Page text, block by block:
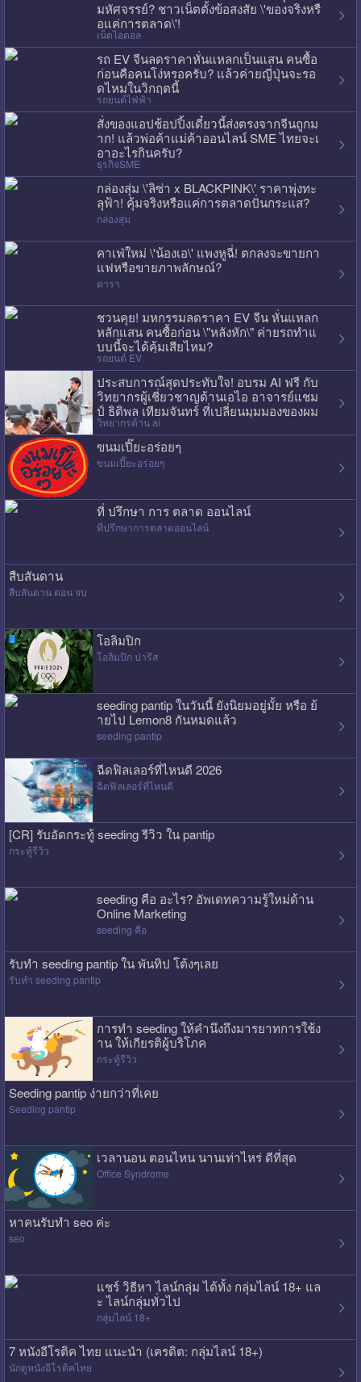
มหัศจรรย์? ชาวเน็ตตั้งข้อสงสัย \'ของจริงหรื
อแค่การตลาด\'!
เน็ตไอดอล
รถ EV จีนลดราคาหั่นแหลกเป็นแสน คนซื้อ
ก่อนคือคนโง่หรอครับ? แล้วค่ายญี่ปุ่นจะรอ
ดไหมในวิกฤตนี้
รถยนต์ไฟฟ้า
สั่งของแอปช้อปปิ้งเดี๋ยวนี้ส่งตรงจากจีนถูกม
าก! แล้วพ่อค้าแม่ค้าออนไลน์ SME ไทยจะเ
อาอะไรกินครับ?
ธุรกิจSME
กล่องสุ่ม \'ลิซ่า x BLACKPINK\' ราคาพุ่งทะ
ลุฟ้า! คุ้มจริงหรือแค่การตลาดปั่นกระแส?
กล่องสุ่ม
คาเฟ่ใหม่ \'น้องเอ\' แพงหูฉี่! ตกลงจะขายกา
แฟหรือขายภาพลักษณ์?
ดารา
ชวนคุย! มหกรรมลดราคา EV จีน หั่นแหลก
หลักแสน คนซื้อก่อน \"หลังหัก\" ค่ายรถทำแ
บบนี้จะได้คุ้มเสียไหม?
รถยนต์ EV
ประสบการณ์สุดประทับใจ! อบรม AI ฟรี กับ
วิทยากรผู้เชี่ยวชาญด้านเอไอ อาจารย์แชม
ป์ ธิติพล เทียมจันทร์ ที่เปลี่ยนมุมมองของผม
ไปเลย
วิทยากรด้าน ai
ขนมเปี๊ยะอร่อยๆ
ขนมเปี๊ยะอร่อยๆ
ที่ ปรึกษา การ ตลาด ออนไลน์
ที่ปรึกษาการตลาดออนไลน์
สืบสันดาน
สืบสันดาน ตอน จบ
โอลิมปิก
โอลิมปิก ปารีส
seeding pantip ในวันนี้ ยังนิยมอยู่มั้ย หรือ ย้
ายไป Lemon8 กันหมดแล้ว
seeding pantip
ฉีดฟิลเลอร์ที่ไหนดี 2026
ฉีดฟิลเลอร์ที่ไหนดี
[CR] รับอัดกระทู้ seeding รีวิว ใน pantip
กระทู้รีวิว
seeding คือ อะไร? อัพเดทความรู้ใหม่ด้าน
Online Marketing
seeding คือ
รับทำ seeding pantip ใน พันทิป โต้งๆเลย
รับทำ seeding pantip
การทำ seeding ให้คำนึงถึงมารยาทการใช้ง
าน ให้เกียรติผู้บริโภค
กระทู้รีวิว
Seeding pantip ง่ายกว่าที่เคย
Seeding pantip
เวลานอน ตอนไหน นานเท่าไหร่ ดีที่สุด
Office Syndrome
หาคนรับทำ seo ค่ะ
seo
แชร์ วิธีหา ไลน์กลุ่ม ได้ทั้ง กลุ่มไลน์ 18+ แล
ะ ไลน์กลุ่มทั่วไป
กลุ่มไลน์ 18+
7 หนังอีโรติค ไทย แนะนำ (เครดิต: กลุ่มไลน์ 18+)
นักดูหนังอีโรติคไทย